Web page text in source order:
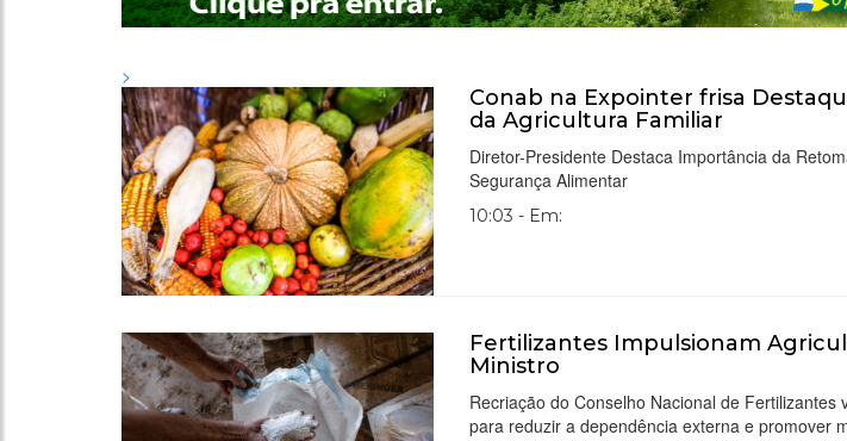
>
Conab na Expointer frisa
da Agricultura Familiar
Diretor-Presidente Destaca Importância da
Segurança Alimentar
10:03 - Em:
Fertilizantes Impulsionam
Ministro
Recriação do Conselho Nacional de
para reduzir a dependência externa e promover